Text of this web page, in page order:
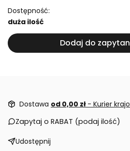
Dostępność:
duża ilość
Dodaj do
Dostawa od 0,00 zł - Kurier
Zapytaj o RABAT (podaj ilość)
Udostępnij